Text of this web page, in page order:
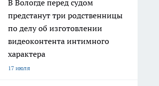
В Вологде перед судом
предстанут три родственницы
по делу об изготовлении
видеоконтента интимного
характера
17 июля